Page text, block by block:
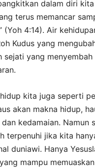
dalam diri
terus memancar
(Yoh 4:14). Air
Kudus yang
sejati yang
kita juga seperti
akan makna hidup,
dan kedamaian. Namun
terpenuhi jika kita
duniawi. Hanya
mampu